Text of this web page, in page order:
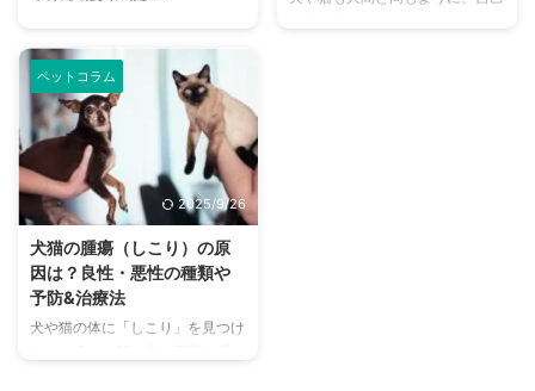
り添いながら、医療のあり方に ...
年5月31日（土）、千葉県浦安市
に初のフランチャイズ店舗となる
グルーミングサロン「A-
LOVE(byPETEMO)浦安堀江店」
をグランドオープンしました。
獣医学の知見を活かした独自の施
術「S-Grooming®」を通じて、
ペットにやさしいケアを提供する
とともに、独立を目指すグルーマ
ーの新たなキャリア支援にもつな
がる革新的な店舗として注目を集
めています。 今回は、そんなグ
ルーミングサロンについて、詳し
ペットコラム
2025/9/26
犬猫の腫瘍（しこり）の原
因は？良性・悪性の種類や
予防&治療法
犬や猫の体に「しこり」を見つけ